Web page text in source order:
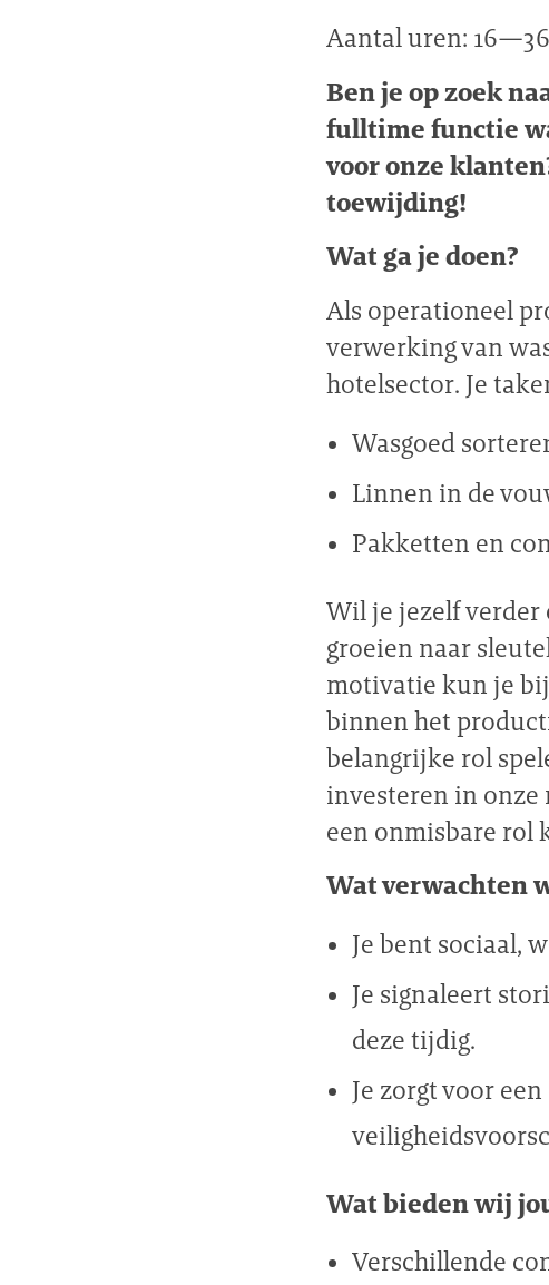
Aantal uren:
Ben je op zoek
fulltime functie
voor onze
toewijding!
Wat ga je doen?
Als operationeel
verwerking van
hotelsector. Je
Wasgoed
Linnen in de
Pakketten en
Wil je jezelf verder
groeien naar
motivatie kun je
binnen het
belangrijke rol
investeren in
een onmisbare rol
Wat verwachten
Je bent sociaal,
Je signaleert
deze tijdig.
Je zorgt voor
Wat bieden wij
Verschillende